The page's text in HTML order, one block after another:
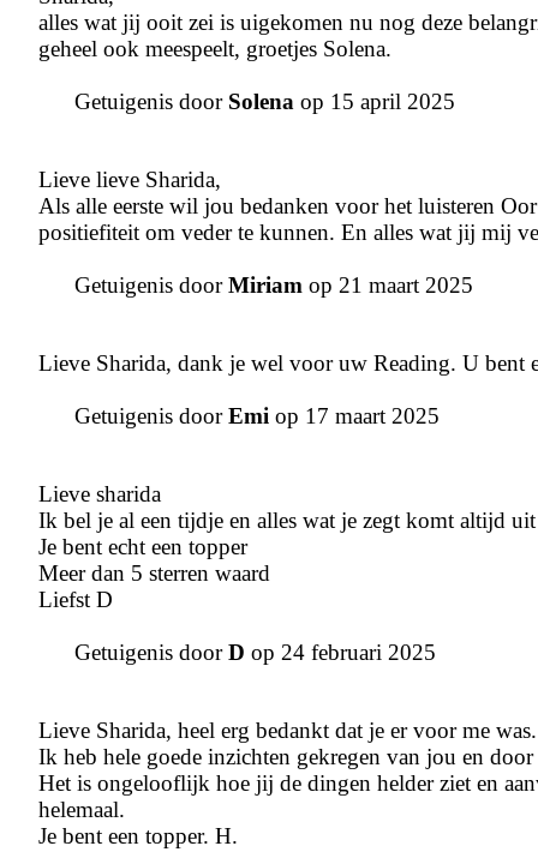
alles wat jij ooit zei is uigekomen nu nog deze
geheel ook meespeelt, groetjes Solena.
Getuigenis door Solena op 15 april 2025
Lieve lieve Sharida,
Als alle eerste wil jou bedanken voor het luisteren
positiefiteit om veder te kunnen. En alles wat jij mij
Getuigenis doorMiriam op 21 maart 2025
Lieve Sharida, dank je wel voor uw Reading. U bent
Getuigenis doorEmi op 17 maart 2025
Lieve sharida
Ik bel je al een tijdje en alles wat je zegt komt altijd uit
Je bent echt een topper
Meer dan 5 sterren waard
Liefst D
Getuigenis doorD op 24 februari 2025
Lieve Sharida, heel erg bedankt dat je er voor me was.
Ik heb hele goede inzichten gekregen van jou en
Het is ongelooflijk hoe jij de dingen helder ziet en
helemaal.
Je bent een topper. H.